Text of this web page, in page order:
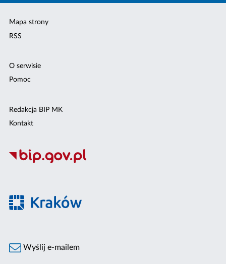
Mapa strony
RSS
O serwisie
Pomoc
Redakcja BIP MK
Kontakt
Wyślij e-mailem